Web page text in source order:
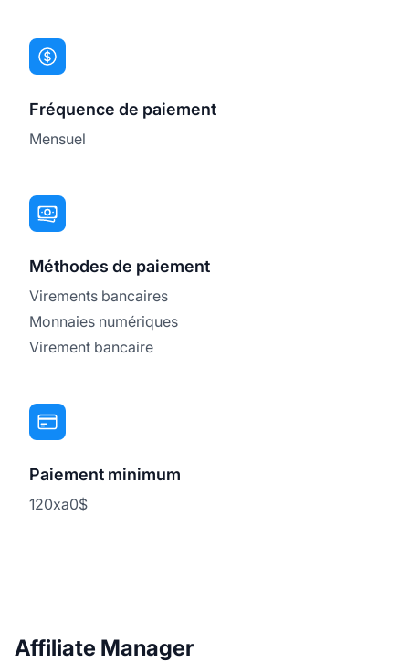
Fréquence de paiement
Mensuel
Méthodes de paiement
Virements bancaires
Monnaies numériques
Virement bancaire
Paiement minimum
120xa0$
Affiliate Manager